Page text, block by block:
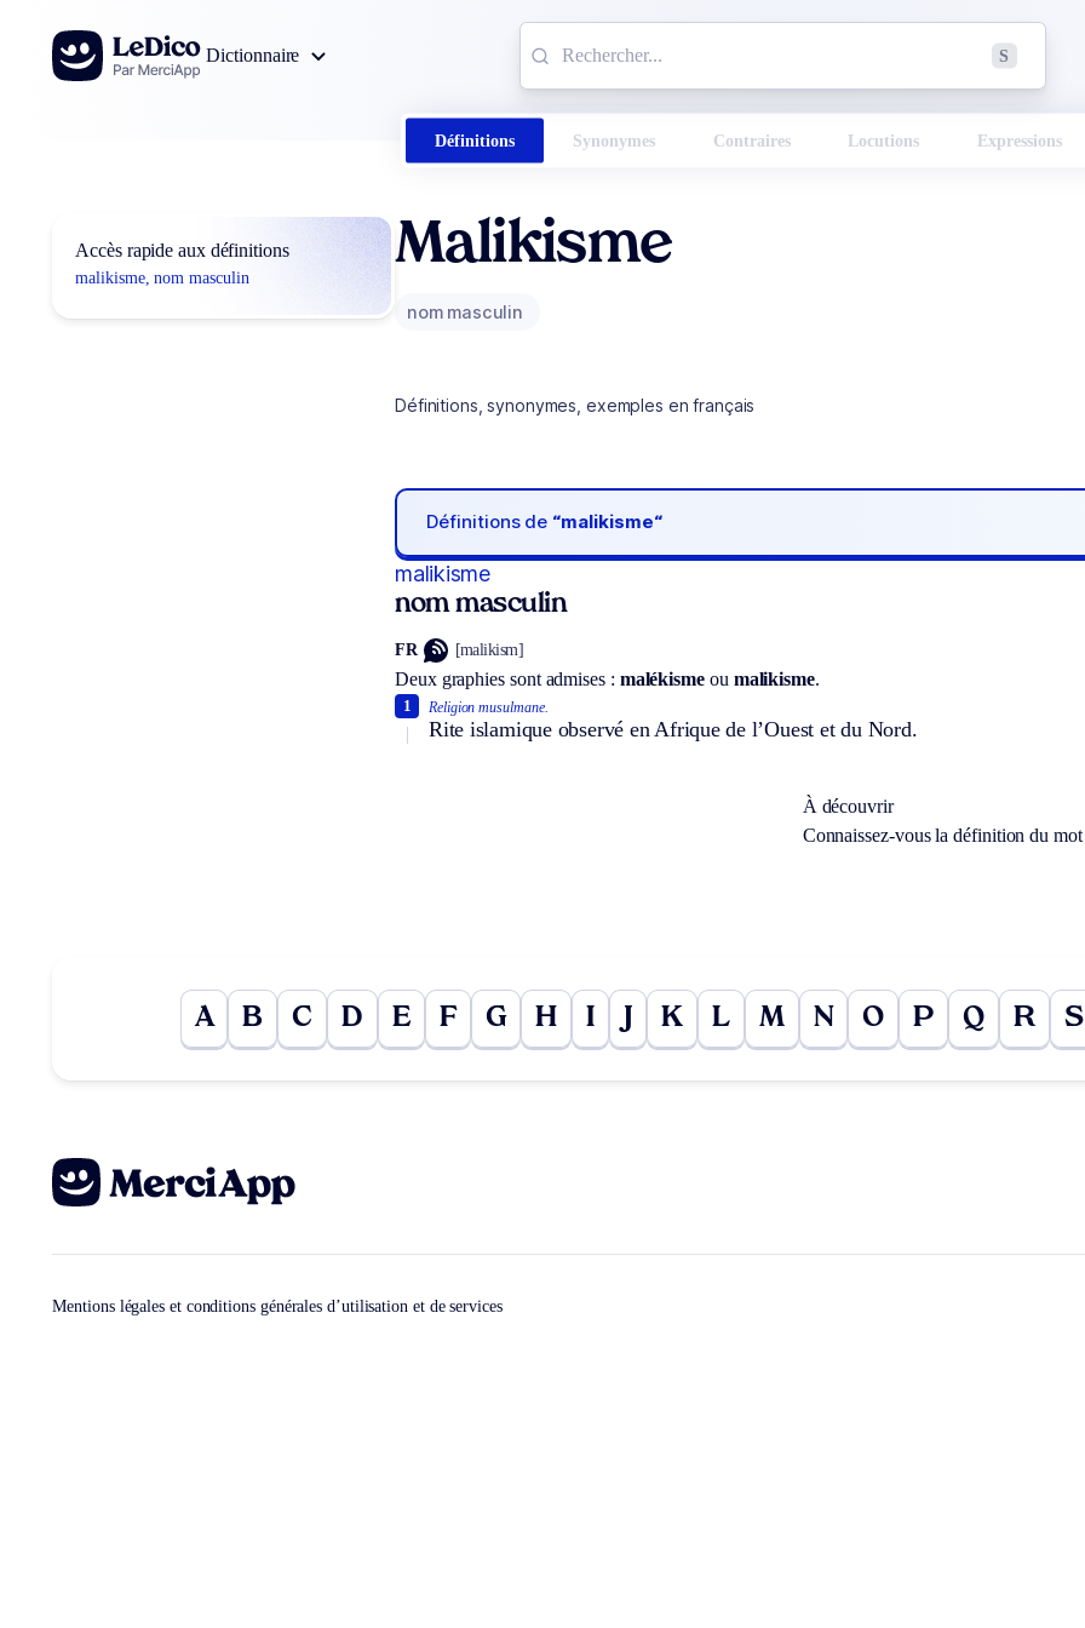
Aller au contenu
Dictionnaire
S
Définitions Synonymes Contraires Locutions Expressions
Accès rapide aux définitions
malikisme, nom masculin
Malikisme
nom masculin
Définitions, synonymes, exemples en français
Définitions de “malikisme“
malikisme
nom masculin
FR [malikism]
Deux graphies sont admises : malékisme ou malikisme.
Religion musulmane.
Rite islamique observé en Afrique de l’Ouest et du Nord.
1
À découvrir
Connaissez-vous la définition du mot
A B C D E F G H I K L M N O P Q R S
Mentions légales et conditions générales d’utilisation et de services